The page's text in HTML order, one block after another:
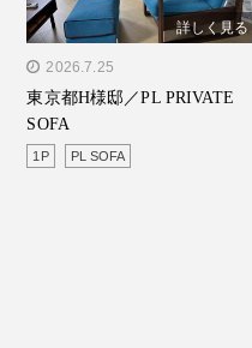
" alt="東京都H様邸／PL
PRIVATE SOFA"/>
詳しく見る
2026.7.25
東京都H様邸／PL PRIVATE
SOFA
1P PL SOFA